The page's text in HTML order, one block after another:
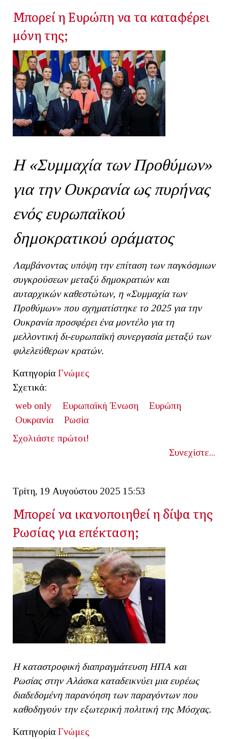
Μπορεί η Ευρώπη να τα καταφέρει
μόνη της;
Η «Συμμαχία των Προθύμων»
για την Ουκρανία ως πυρήνας
ενός ευρωπαϊκού
δημοκρατικού οράματος
Λαμβάνοντας υπόψη την επίταση των παγκόσμιων
συγκρούσεων μεταξύ δημοκρατιών και
αυταρχικών καθεστώτων, η «Συμμαχία των
Προθύμων» που σχηματίστηκε το 2025 για την
Ουκρανία προσφέρει ένα μοντέλο για τη
μελλοντική δι-ευρωπαϊκή συνεργασία μεταξύ των
φιλελεύθερων κρατών.
Κατηγορία Γνώμες
Σχετικά:
web only
Ευρωπαϊκή Ένωση
Ευρώπη
Ουκρανία
Ρωσία
Σχολιάστε πρώτοι!
Συνεχίστε...
Τρίτη, 19 Αυγούστου 2025 15:53
Μπορεί να ικανοποιηθεί η δίψα της
Ρωσίας για επέκταση;
Η καταστροφική διαπραγμάτευση ΗΠΑ και
Ρωσίας στην Αλάσκα καταδεικνύει μια ευρέως
διαδεδομένη παρανόηση των παραγόντων που
καθοδηγούν την εξωτερική πολιτική της Μόσχας.
Κατηγορία Γνώμες